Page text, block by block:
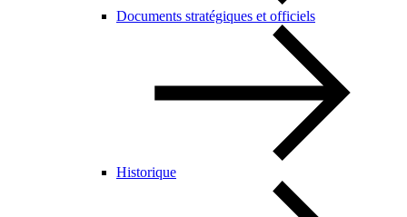
Documents stratégiques et officiels
Historique